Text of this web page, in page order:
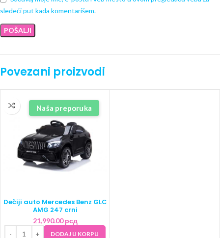
sledeći put kada komentarišem.
Povezani proizvodi
Naša preporuka
Dečiji auto Mercedes Benz GLC
AMG 247 crni
21,990.00рсд
DODAJ U KORPU